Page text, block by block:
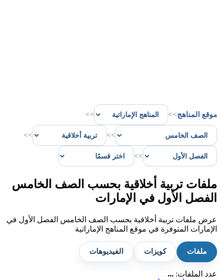
موقع المناهج>>
>>
>>
>>
>>
ملفات تربية أخلاقية بحسب الصف الخامس
الفصل الأول في الإمارات
عرض ملفات تربية أخلاقية بحسب الصف الخامس الفصل الأول في
الإمارات المتوفرة في موقع المناهج الإماراتية
ملفات كويزات الفيديوهات
عدد الملفات: ...